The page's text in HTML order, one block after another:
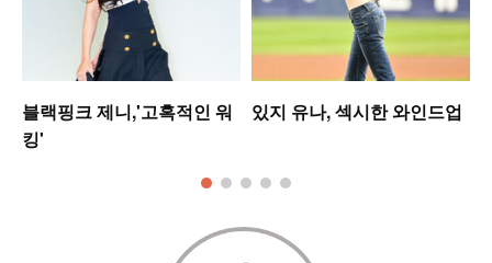
블랙핑크 제니,'고혹적인 워
킹'
있지 유나, 섹시한 와인드업